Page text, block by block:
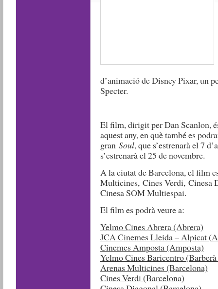
d’animació de Disney Pixar, un
Specter.
El film, dirigit per Dan Scanlon,
aquest any, en què també es
gran Soul, que s’estrenarà el 7
s’estrenarà el 25 de novembre.
A la ciutat de Barcelona, el film
Multicines, Cines Verdi, Cinesa
Cinesa SOM Multiespai.
El film es podrà veure a:
Yelmo Cines Abrera (Abrera)
JCA Cinemes Lleida – Alpicat
Cinemes Amposta (Amposta)
Yelmo Cines Baricentro
Arenas Multicines (Barcelona)
Cines Verdi (Barcelona)